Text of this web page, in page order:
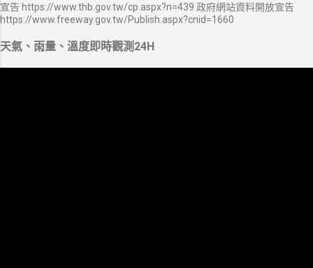
宣告 https://www.thb.gov.tw/cp.aspx?n=439 政府網站資料開放宣告
https://www.freeway.gov.tw/Publish.aspx?cnid=1660
天氣、雨量、溫度即時觀測24H